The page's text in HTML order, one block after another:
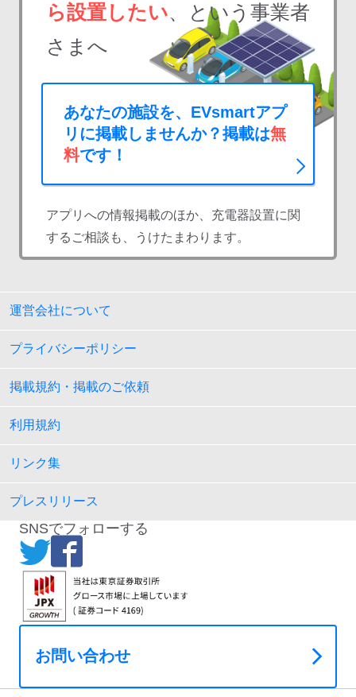
ら設置したい、という事業者
さまへ
あなたの施設を、EVsmartアプ
リに掲載しませんか？掲載は無
料です！
アプリへの情報掲載のほか、充電器設置に関
するご相談も、うけたまわります。
運営会社について
プライバシーポリシー
掲載規約・掲載のご依頼
利用規約
リンク集
プレスリリース
SNSでフォローする
お問い合わせ